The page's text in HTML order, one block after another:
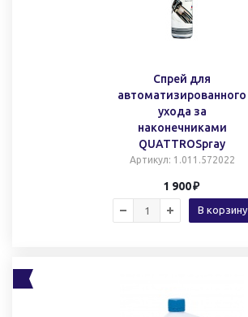
Спрей для
автоматизированного
ухода за
наконечниками
QUATTROSpray
Артикул: 1.011.572022
1 900
В корзину